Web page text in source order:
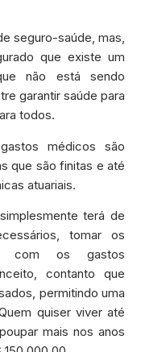
seguro-saúde, mas,
que existe um
não está sendo
garantir saúde para
todos.
médicos são
que são finitas e até
atuariais.
terá de
tomar os
com os gastos
contanto que
permitindo uma
quiser viver até
mais nos anos